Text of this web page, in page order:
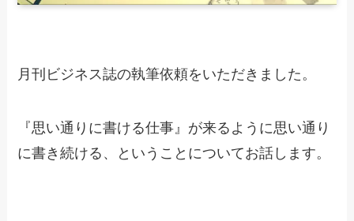
月刊ビジネス誌の執筆依頼をいただきました。
『思い通りに書ける仕事』が来るように思い通り
に書き続ける、ということについてお話します。